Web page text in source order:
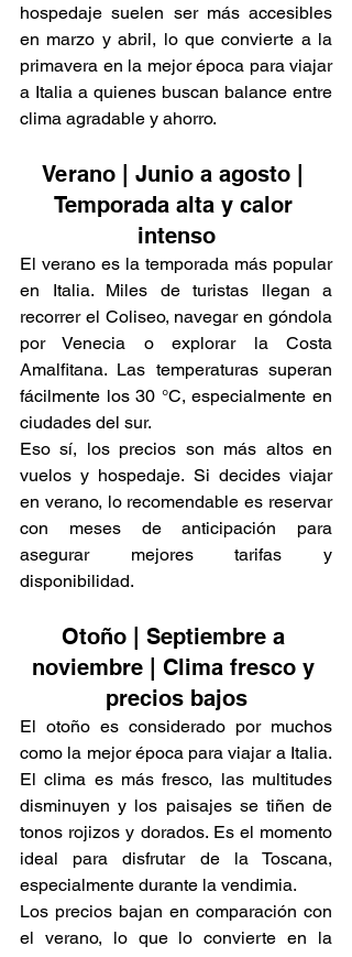
hospedaje suelen ser más accesibles
en marzo y abril, lo que convierte a la
primavera en la mejor época para viajar
a Italia a quienes buscan balance entre
clima agradable y ahorro.
Verano | Junio a agosto |
Temporada alta y calor
intenso
El verano es la temporada más popular
en Italia. Miles de turistas llegan a
recorrer el Coliseo, navegar en góndola
por Venecia o explorar la Costa
Amalfitana. Las temperaturas superan
fácilmente los 30 °C, especialmente en
ciudades del sur.
Eso sí, los precios son más altos en
vuelos y hospedaje. Si decides viajar
en verano, lo recomendable es reservar
con meses de anticipación para
asegurar mejores tarifas y
disponibilidad.
Otoño | Septiembre a
noviembre | Clima fresco y
precios bajos
El otoño es considerado por muchos
como la mejor época para viajar a Italia.
El clima es más fresco, las multitudes
disminuyen y los paisajes se tiñen de
tonos rojizos y dorados. Es el momento
ideal para disfrutar de la Toscana,
especialmente durante la vendimia.
Los precios bajan en comparación con
el verano, lo que lo convierte en la